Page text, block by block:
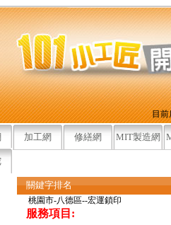
目前
加工網 修繕網 MIT製造網
關鍵字排名
桃園市-八德區--宏運鎖印
服務項目: